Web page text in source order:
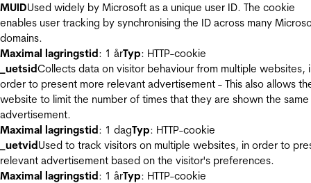
MUIDUsed widely by Microsoft as a unique user ID. The cookie
enables user tracking by synchronising the ID across many
domains.
Maximal lagringstid: 1 årTyp: HTTP-cookie
_uetsidCollects data on visitor behaviour from multiple websites,
order to present more relevant advertisement - This also allows
website to limit the number of times that they are shown the same
advertisement.
Maximal lagringstid: 1 dagTyp: HTTP-cookie
_uetvidUsed to track visitors on multiple websites, in order to
relevant advertisement based on the visitor's preferences.
Maximal lagringstid: 1 årTyp: HTTP-cookie